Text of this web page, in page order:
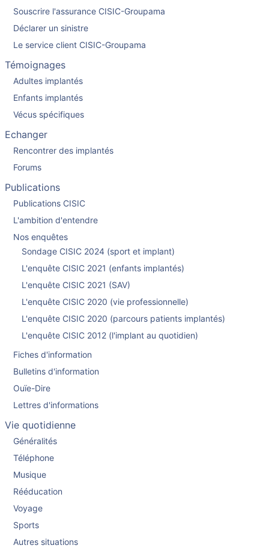
Souscrire l'assurance CISIC-Groupama
Déclarer un sinistre
Le service client CISIC-Groupama
Témoignages
Adultes implantés
Enfants implantés
Vécus spécifiques
Echanger
Rencontrer des implantés
Forums
Publications
Publications CISIC
L'ambition d'entendre
Nos enquêtes
Sondage CISIC 2024 (sport et implant)
L'enquête CISIC 2021 (enfants implantés)
L'enquête CISIC 2021 (SAV)
L'enquête CISIC 2020 (vie professionnelle)
L'enquête CISIC 2020 (parcours patients implantés)
L'enquête CISIC 2012 (l'implant au quotidien)
Fiches d'information
Bulletins d'information
Ouïe-Dire
Lettres d'informations
Vie quotidienne
Généralités
Téléphone
Musique
Rééducation
Voyage
Sports
Autres situations